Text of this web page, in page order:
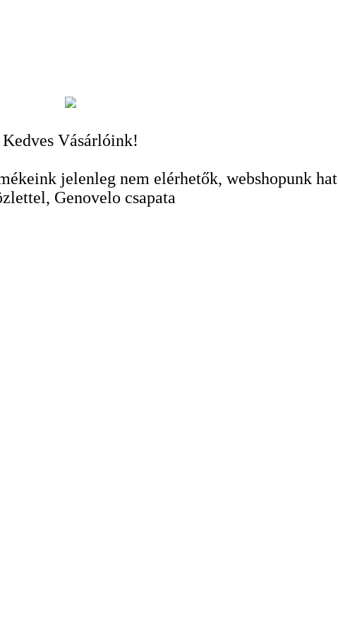
Kedves Vásárlóink!
jelenleg nem elérhetők, webshopunk
Genovelo csapata